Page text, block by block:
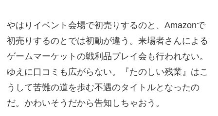
やはりイベント会場で初売りするのと、Amazonで
初売りするのとでは初動が違う。来場者さんによる
ゲームマーケットの戦利品プレイ会も行われない。
ゆえに口コミも広がらない。『たのしい残業』はこ
うして苦難の道を歩む不遇のタイトルとなったの
だ。かわいそうだから告知しちゃおう。